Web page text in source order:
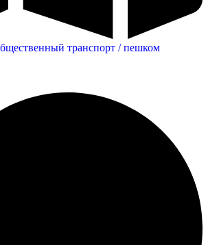
транспорт / пешком